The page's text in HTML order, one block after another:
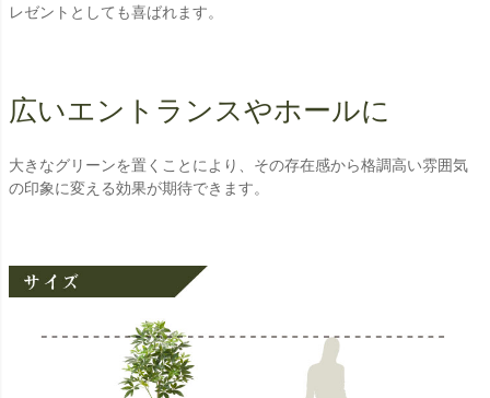
レゼントとしても喜ばれます。
広いエントランスやホールに
大きなグリーンを置くことにより、その存在感から格調高い雰囲気
の印象に変える効果が期待できます。